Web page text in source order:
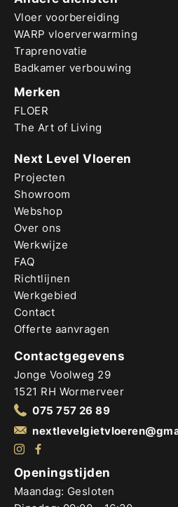
Vloer voorbereiding
WARP vloerverwarming
Traprenovatie
Badkamer verbouwing
Merken
FLOER
The Art of Living
Next Level Vloeren
Projecten
Showroom
Webshop
Over ons
Werkwijze
FAQ
Richtlijnen
Werkgebied
Contact
Offerte aanvragen
Contactgegevens
Jonge Voolweg 29
1521 RH Wormerveer
075 757 26 89
Openingstijden
Maandag: Gesloten